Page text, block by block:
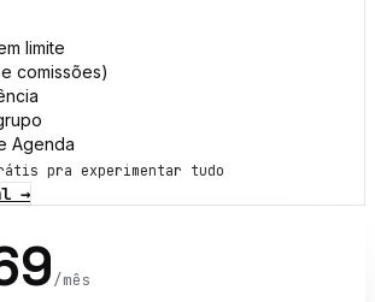
limite
comissões)
Agenda
pra experimentar tudo
→
/mês